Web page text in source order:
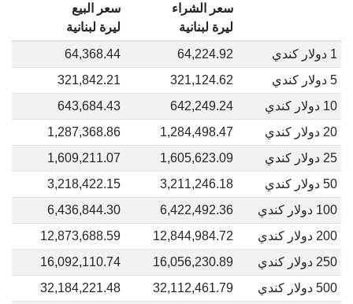
سعر الشراء
ليرة لبنانية
سعر البيع
ليرة لبنانية
1 دولار كندي
64,224.92
64,368.44
5 دولار كندي
321,124.62
321,842.21
10 دولار كندي
642,249.24
643,684.43
20 دولار كندي
1,284,498.47
1,287,368.86
25 دولار كندي
1,605,623.09
1,609,211.07
50 دولار كندي
3,211,246.18
3,218,422.15
100 دولار كندي
6,422,492.36
6,436,844.30
200 دولار كندي
12,844,984.72
12,873,688.59
250 دولار كندي
16,056,230.89
16,092,110.74
500 دولار كندي
32,112,461.79
32,184,221.48